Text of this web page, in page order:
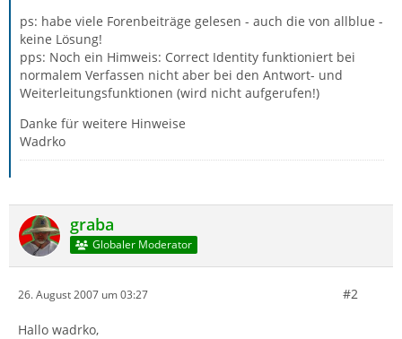
ps: habe viele Forenbeiträge gelesen - auch die von allblue -
keine Lösung!
pps: Noch ein Himweis: Correct Identity funktioniert bei
normalem Verfassen nicht aber bei den Antwort- und
Weiterleitungsfunktionen (wird nicht aufgerufen!)
Danke für weitere Hinweise
Wadrko
graba
Globaler Moderator
26. August 2007 um 03:27 #2
Hallo wadrko,